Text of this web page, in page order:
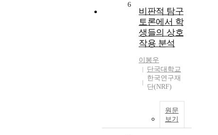
6
비판적 탐구
토론에서 학
생들의 상호
작용 분석
이봉우
단국대학교
한국연구재
단(NRF)
원문
보기